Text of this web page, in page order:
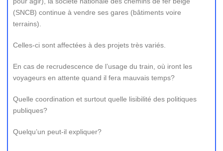
(SNCB) continue à vendre ses gares (bâtiments voire
terrains).
Celles-ci sont affectées à des projets très variés.
En cas de recrudescence de l’usage du train, où iront les
voyageurs en attente quand il fera mauvais temps?
Quelle coordination et surtout quelle lisibilité des politiques
publiques?
Quelqu’un peut-il expliquer?